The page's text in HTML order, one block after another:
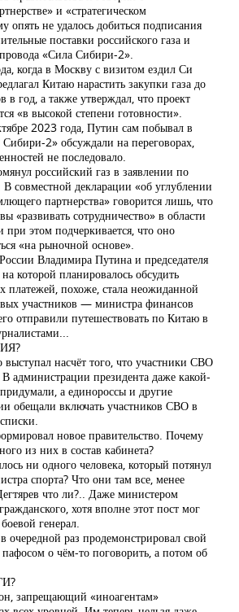
и «стратегическом
опять не удалось добиться подписания
поставки российского газа и
«Сила Сибири-2».
когда в Москву с визитом ездил Си
Китаю нарастить закупки газа до
в год, а также утверждал, что проект
«в высокой степени готовности».
2023 года, Путин сам побывал в
2» обсуждали на переговорах,
не последовало.
российский газ в заявлении по
В совместной декларации «об углублении
партнерства» говорится лишь, что
«развивать сотрудничество» в области
при этом подчеркивается, что оно
«на рыночной основе».
Владимира Путина и председателя
которой планировалось обсудить
платежей, похоже, стала неожиданной
участников — министра финансов
отправили путешествовать по Китаю в
насчёт того, что участники СВО
В администрации президента даже какой-
а единороссы и другие
обещали включать участников СВО в
новое правительство. Почему
из них в состав кабинета?
ни одного человека, который потянул
спорта? Что они там все, менее
что ли?.. Даже министером
хотя вполне этот пост мог
генерал.
очередной раз продемонстрировал свой
о чём-то поговорить, а потом об
запрещающий «иноагентам»